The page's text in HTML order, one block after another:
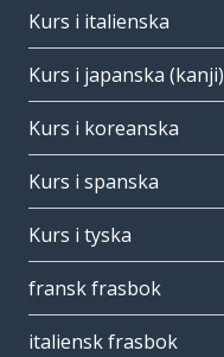
Kurs i italienska
Kurs i japanska (kanji)
Kurs i koreanska
Kurs i spanska
Kurs i tyska
fransk frasbok
italiensk frasbok